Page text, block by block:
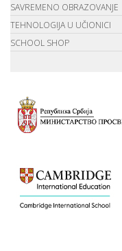
SAVREMENO OBRAZOVANJE
TEHNOLOGIJA U UČIONICI
SCHOOL SHOP